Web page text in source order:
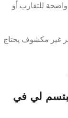
للتقارب أو
غير مكشوف يحتاج
لي في